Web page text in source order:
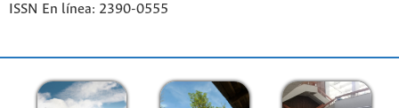
ISSN En línea: 2390-0555